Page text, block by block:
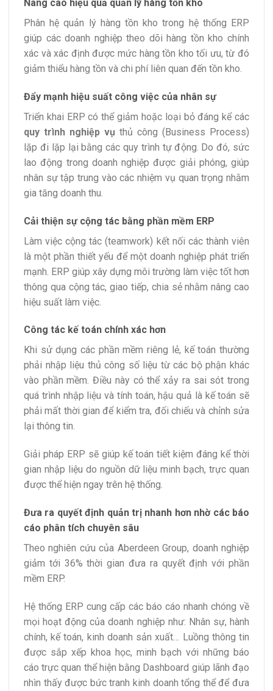
Nâng cao hiệu quả quản lý hàng tồn kho
Phân hệ quản lý hàng tồn kho trong hệ thống ERP
giúp các doanh nghiệp theo dõi hàng tồn kho chính
xác và xác định được mức hàng tồn kho tối ưu, từ đó
giảm thiểu hàng tồn và chi phí liên quan đến tồn kho.
Đẩy mạnh hiệu suất công việc của nhân sự
Triển khai ERP có thể giảm hoặc loại bỏ đáng kể các
quy trình nghiệp vụ thủ công (Business Process)
lặp đi lặp lại bằng các quy trình tự động. Do đó, sức
lao động trong doanh nghiệp được giải phóng, giúp
nhân sự tập trung vào các nhiệm vụ quan trọng nhằm
gia tăng doanh thu.
Cải thiện sự cộng tác bằng phần mềm ERP
Làm việc cộng tác (teamwork) kết nối các thành viên
là một phần thiết yếu để một doanh nghiệp phát triển
mạnh. ERP giúp xây dựng môi trường làm việc tốt hơn
thông qua cộng tác, giao tiếp, chia sẻ nhằm nâng cao
hiệu suất làm việc.
Công tác kế toán chính xác hơn
Khi sử dụng các phần mềm riêng lẻ, kế toán thường
phải nhập liệu thủ công số liệu từ các bộ phận khác
vào phần mềm. Điều này có thể xảy ra sai sót trong
quá trình nhập liệu và tính toán, hậu quả là kế toán sẽ
phải mất thời gian để kiểm tra, đối chiếu và chỉnh sửa
lại thông tin.
Giải pháp ERP sẽ giúp kế toán tiết kiệm đáng kể thời
gian nhập liệu do nguồn dữ liệu minh bạch, trực quan
được thể hiện ngay trên hệ thống.
Đưa ra quyết định quản trị nhanh hơn nhờ các báo
cáo phân tích chuyên sâu
Theo nghiên cứu của Aberdeen Group, doanh nghiệp
giảm tới 36% thời gian đưa ra quyết định với phần
mềm ERP.
Hệ thống ERP cung cấp các báo cáo nhanh chóng về
mọi hoạt động của doanh nghiệp như: Nhân sự, hành
chính, kế toán, kinh doanh sản xuất… Luồng thông tin
được sắp xếp khoa học, minh bạch với những báo
cáo trực quan thể hiện bằng Dashboard giúp lãnh đạo
nhìn thấy được bức tranh kinh doanh tổng thể để đưa